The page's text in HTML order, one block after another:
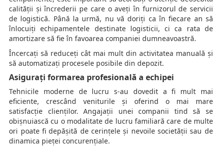
calității și încrederii pe care o aveți în furnizorul de servicii
de logistică. Până la urmă, nu vă doriți ca în fiecare an să
înlocuiți echipamentele destinate logisticii, ci ca rata de
amortizare să fie în favoarea companiei dumneavoastră.
Încercați să reduceți cât mai mult din activitatea manuală și
să automatizați procesele posibile din depozit.
Asigurați formarea profesională a echipei
Tehnicile moderne de lucru s-au dovedit a fi mult mai
eficiente, crescând veniturile și oferind o mai mare
satisfacție clienților. Angajații unei companii tind să se
obișnuiască cu o modalitate de lucru familiară care de multe
ori poate fi depășită de cerințele și nevoile societății sau de
dinamica pieței concurențiale.